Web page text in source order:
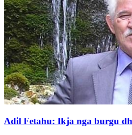
Adil Fetahu: Ikja nga burgu